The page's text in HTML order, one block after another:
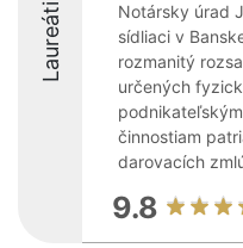
Laureáti
Notársky úrad
sídliaci v
rozmanitý
určených
činnostiam
darovacích
9.8